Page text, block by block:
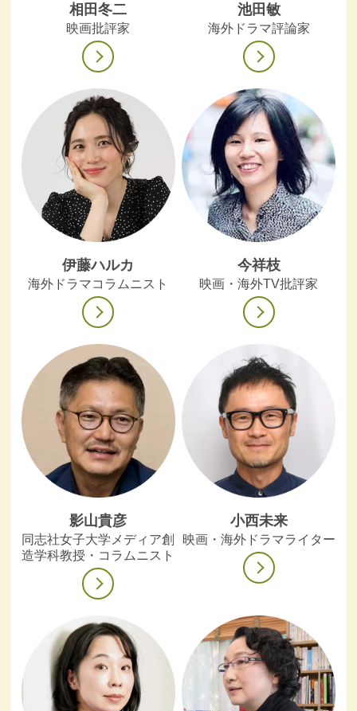
相田冬二
映画批評家
池田敏
海外ドラマ評論家
伊藤ハルカ
海外ドラマコラムニスト
今祥枝
映画・海外TV批評家
影山貴彦
同志社女子大学メディア創
造学科教授・コラムニスト
小西未来
映画・海外ドラマライター